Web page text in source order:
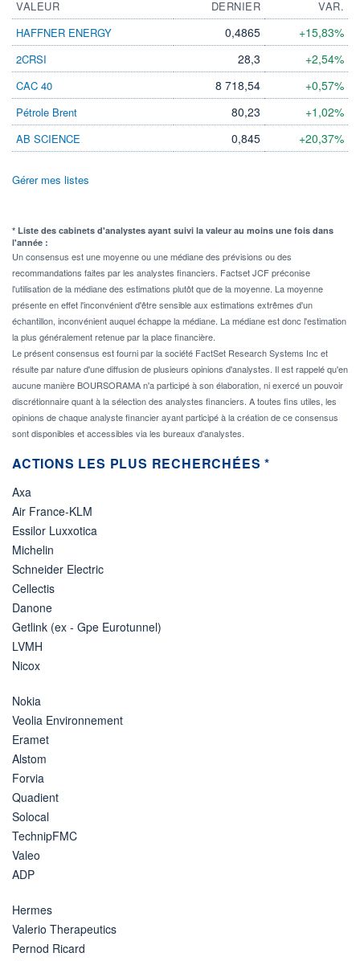
VALEUR DERNIER
VAR.
HAFFNER ENERGY
0,4865 +15,83%
2CRSI 28,3 +2,54%
CAC 40 8 718,54 +0,57%
Pétrole Brent 80,23 +1,02%
AB SCIENCE 0,845 +20,37%
Gérer mes listes
* Liste des cabinets d'analystes ayant suivi la valeur au moins une fois dans
l'année :
Un consensus est une moyenne ou une médiane des prévisions ou des
recommandations faites par les analystes financiers. Factset JCF préconise
l'utilisation de la médiane des estimations plutôt que de la moyenne. La moyenne
présente en effet l'inconvénient d'être sensible aux estimations extrêmes d'un
échantillon, inconvénient auquel échappe la médiane. La médiane est donc l'estimation
la plus généralement retenue par la place financière.
Le présent consensus est fourni par la société FactSet Research Systems Inc et
résulte par nature d'une diffusion de plusieurs opinions d'analystes. Il est rappelé qu'en
aucune manière BOURSORAMA n'a participé à son élaboration, ni exercé un pouvoir
discrétionnaire quant à la sélection des analystes financiers. A toutes fins utiles, les
opinions de chaque analyste financier ayant participé à la création de ce consensus
sont disponibles et accessibles via les bureaux d'analystes.
ACTIONS LES PLUS RECHERCHÉES *
Axa
Air France-KLM
Essilor Luxxotica
Michelin
Schneider Electric
Cellectis
Danone
Getlink (ex - Gpe Eurotunnel)
LVMH
Nicox
Nokia
Veolia Environnement
Eramet
Alstom
Forvia
Quadient
Solocal
TechnipFMC
Valeo
ADP
Hermes
Valerio Therapeutics
Pernod Ricard